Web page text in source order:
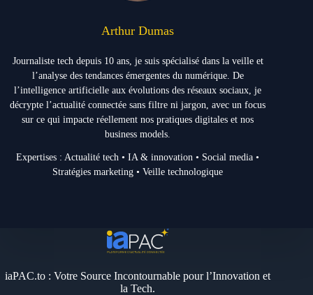
Arthur Dumas
Journaliste tech depuis 10 ans, je suis spécialisé dans la veille et
l’analyse des tendances émergentes du numérique. De
l’intelligence artificielle aux évolutions des réseaux sociaux, je
décrypte l’actualité connectée sans filtre ni jargon, avec un focus
sur ce qui impacte réellement nos pratiques digitales et nos
business models.
Expertises : Actualité tech • IA & innovation • Social media •
Stratégies marketing • Veille technologique
iaPAC.to : Votre Source Incontournable pour l’Innovation et
la Tech.